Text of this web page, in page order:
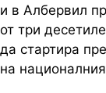
и в Албервил
от три
да стартира
на